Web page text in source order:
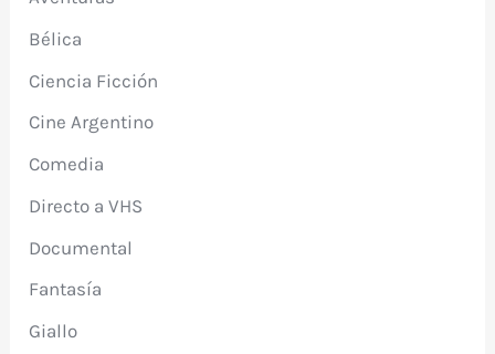
Bélica
Ciencia Ficción
Cine Argentino
Comedia
Directo a VHS
Documental
Fantasía
Giallo